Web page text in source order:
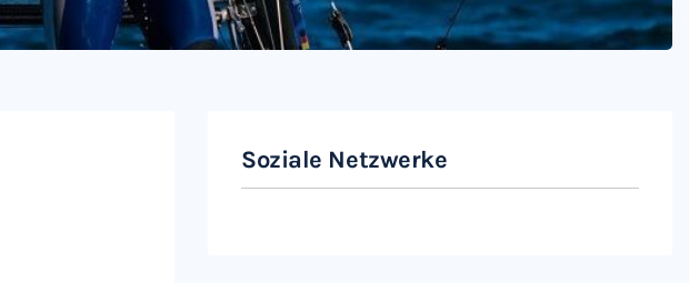
Soziale Netzwerke